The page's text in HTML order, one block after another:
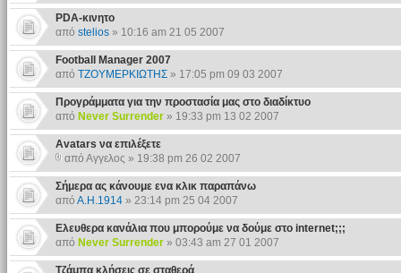
PDA-κινητο
από stelios» 10:16 am 21 05 2007
Football Manager 2007
από ΤΖΟΥΜΕΡΚΙΩΤΗΣ» 17:05 pm 09 03 2007
Προγράμματα για την προστασία μας στο διαδίκτυο
από Never Surrender» 19:33 pm 13 02 2007
Αvatars να επιλέξετε
από Αγγελος » 19:38 pm 26 02 2007
Σήμερα ας κάνουμε ενα κλικ παραπάνω
από Α.Η.1914» 23:14 pm 25 04 2007
Ελευθερα κανάλια που μπορούμε να δούμε στο internet;;;
από Never Surrender» 03:43 am 27 01 2007
Τζάμπα κλήσεις σε σταθερά